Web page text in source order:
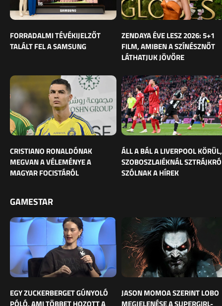
FORRADALMI TÉVÉKIJELZŐT
TALÁLT FEL A SAMSUNG
ZENDAYA ÉVE LESZ 2026: 5+1
FILM, AMIBEN A SZÍNÉSZNŐT
LÁTHATJUK JÖVŐRE
CRISTIANO RONALDÓNAK
MEGVAN A VÉLEMÉNYE A
MAGYAR FOCISTÁRÓL
ÁLL A BÁL A LIVERPOOL KÖRÜL,
SZOBOSZLAIÉKNÁL
SZÓLNAK A HÍREK
GAMESTAR
EGY ZUCKERBERGET GÚNYOLÓ
PÓLÓ, AMI TÖBBET HOZOTT A
JASON MOMOA SZERINT LOBO
MEGJELENÉSE A SUPERGIRL-